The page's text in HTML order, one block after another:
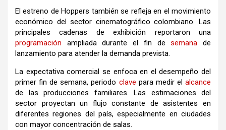
El estreno de Hoppers también se refleja en el movimiento
económico del sector cinematográfico colombiano. Las
principales cadenas de exhibición reportaron una
programación ampliada durante el fin desemana de
lanzamiento para atender la demanda prevista.
La expectativa comercial se enfoca en el desempeño del
primer fin de semana, periodo clave para medir elalcance
de las producciones familiares. Las estimaciones del
sector proyectan un flujo constante de asistentes en
diferentes regiones del país, especialmente en ciudades
con mayor concentración de salas.